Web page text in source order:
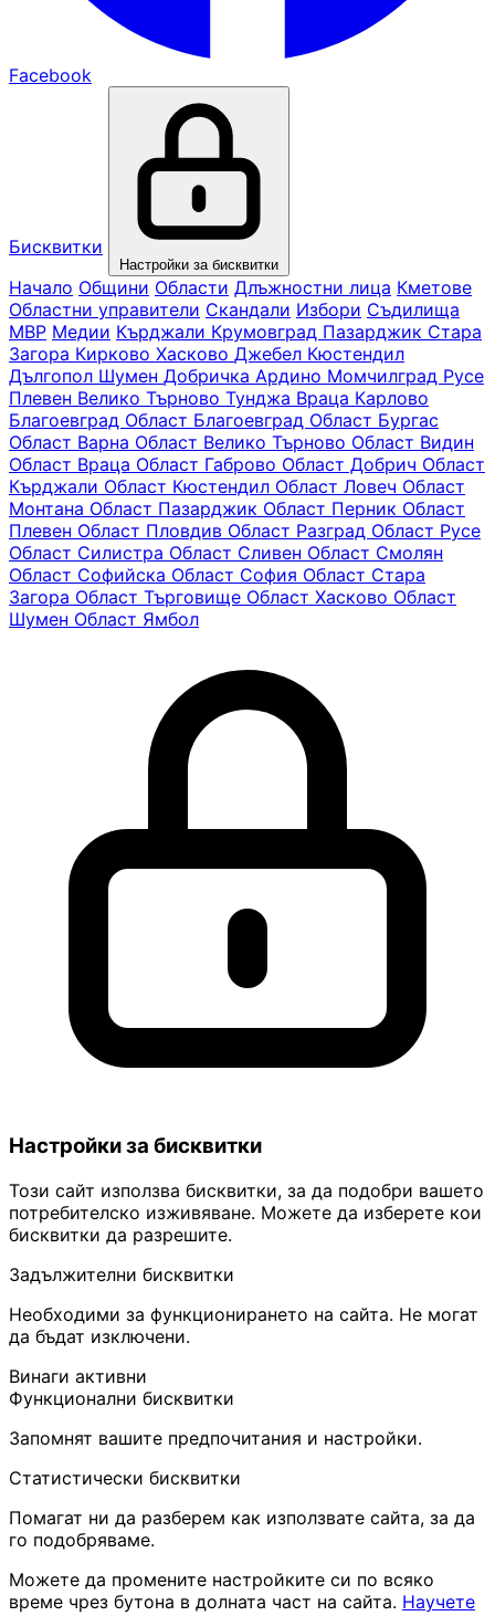
Facebook
Бисквитки
Настройки за бисквитки
Начало Общини Области Длъжностни лица Кметове
Областни управители Скандали Избори Съдилища
МВР Медии Кърджали Крумовград Пазарджик Стара
Загора Кирково Хасково Джебел Кюстендил
Дългопол Шумен Добричка Ардино Момчилград Русе
Плевен Велико Търново Тунджа Враца Карлово
Благоевград Oбласт Благоевград Област Бургас
Област Варна Област Велико Търново Област Видин
Област Враца Област Габрово Област Добрич Област
Кърджали Област Кюстендил Област Ловеч Област
Монтана Област Пазарджик Област Перник Област
Плевен Област Пловдив Област Разград Област Русе
Област Силистра Област Сливен Област Смолян
Област Софийска Област София Област Стара
Загора Област Търговище Област Хасково Област
Шумен Област Ямбол
Настройки за бисквитки
Този сайт използва бисквитки, за да подобри вашето
потребителско изживяване. Можете да изберете кои
бисквитки да разрешите.
Задължителни бисквитки
Необходими за функционирането на сайта. Не могат
да бъдат изключени.
Винаги активни
Функционални бисквитки
Запомнят вашите предпочитания и настройки.
Статистически бисквитки
Помагат ни да разберем как използвате сайта, за да
го подобряваме.
Можете да промените настройките си по всяко
време чрез бутона в долната част на сайта. Научете